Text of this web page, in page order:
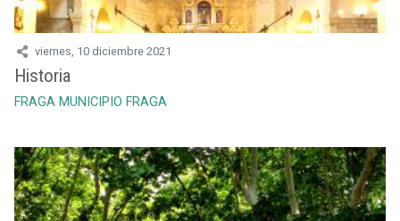
viernes, 10 diciembre 2021
Historia
FRAGA MUNICIPIO FRAGA